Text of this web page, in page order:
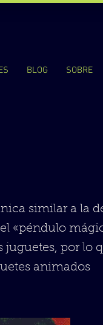
BLOG SOBRE
similar a la
«péndulo
juguetes, por lo
animados